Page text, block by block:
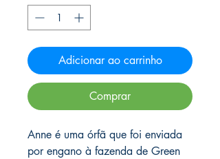
Adicionar ao carrinho
Comprar
Anne é uma órfã que foi enviada
por engano à fazenda de Green